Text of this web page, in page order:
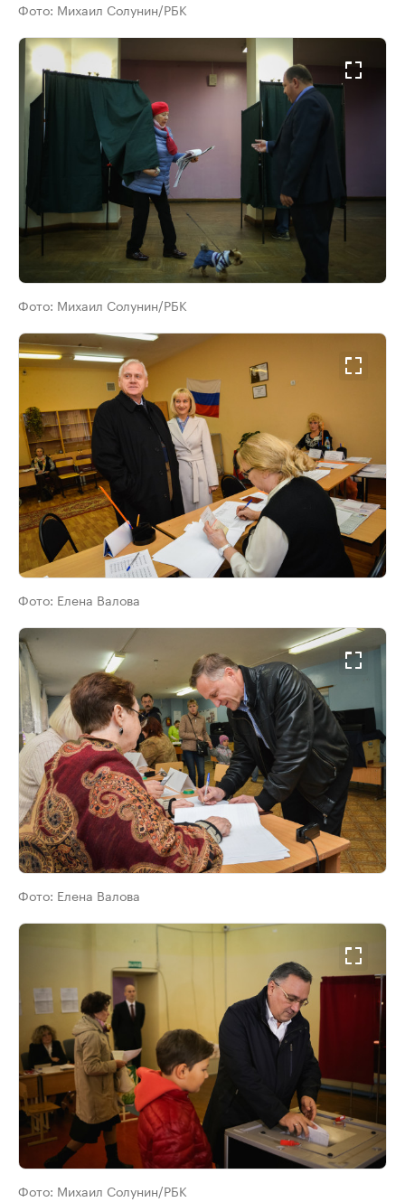
Фото: Михаил Солунин/РБК
Фото: Михаил Солунин/РБК
Фото: Елена Валова
Фото: Елена Валова
Фото: Михаил Солунин/РБК